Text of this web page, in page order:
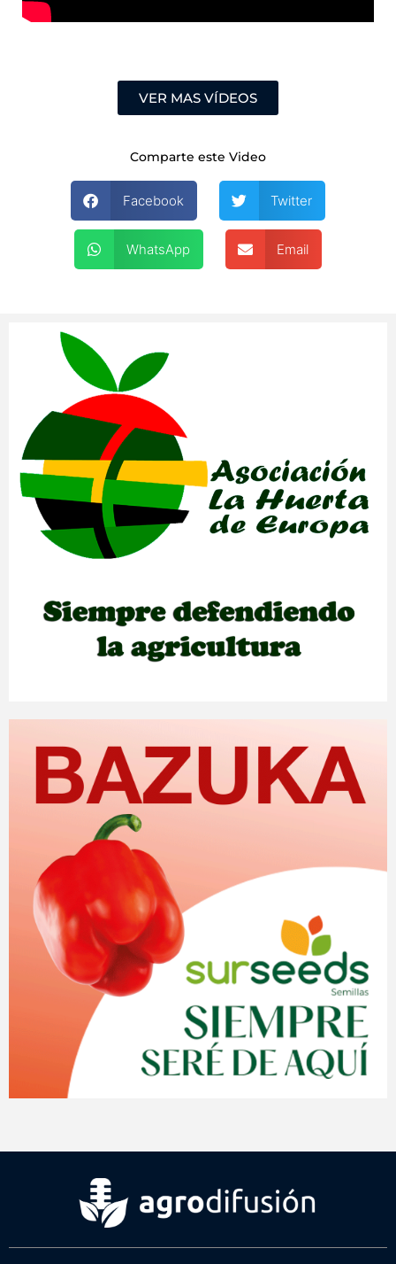
VER MAS VÍDEOS
Comparte este Video
Facebook Twitter
WhatsApp Email